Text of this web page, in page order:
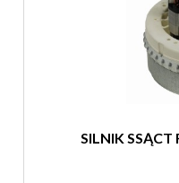
SILNIK SSĄCT